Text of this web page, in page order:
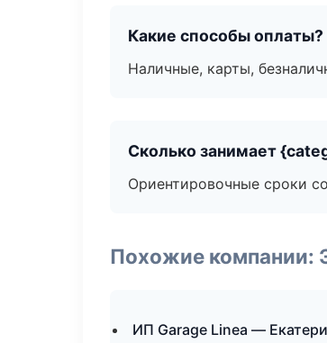
Какие способы оплаты?
Наличные, карты,
Сколько занимает
Ориентировочные сроки
Похожие компании:
ИП Garage Linea —